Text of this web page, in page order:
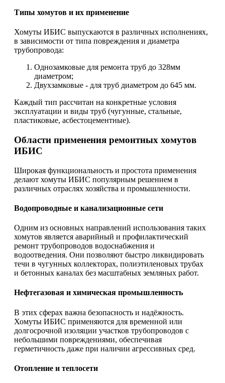
Типы хомутов и их применение
Хомуты ИБИС выпускаются в различных исполнениях,
в зависимости от типа повреждения и диаметра
трубопровода:
Однозамковые для ремонта труб до 328мм
диаметром;
Двухзамковые - для труб диаметром до 645 мм.
Каждый тип рассчитан на конкретные условия
эксплуатации и виды труб (чугунные, стальные,
пластиковые, асбестоцементные).
Области применения ремонтных хомутов
ИБИС
Широкая функциональность и простота применения
делают хомуты ИБИС популярным решением в
различных отраслях хозяйства и промышленности.
Водопроводные и канализационные сети
Одним из основных направлений использования таких
хомутов является аварийный и профилактический
ремонт трубопроводов водоснабжения и
водоотведения. Они позволяют быстро ликвидировать
течи в чугунных коллекторах, полиэтиленовых трубах
и бетонных каналах без масштабных земляных работ.
Нефтегазовая и химическая промышленность
В этих сферах важна безопасность и надёжность.
Хомуты ИБИС применяются для временной или
долгосрочной изоляции участков трубопроводов с
небольшими повреждениями, обеспечивая
герметичность даже при наличии агрессивных сред.
Отопление и теплосети